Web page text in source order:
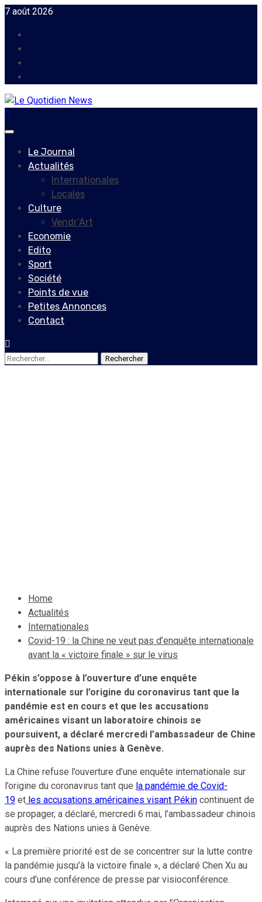
Skip
content
7 août 2026
Primary
Le Journal
Actualités
Internationales
Locales
Culture
Vendr’Art
Economie
Edito
Sport
Société
Points de vue
Petites Annonces
Contact
Rechercher :
Home
Actualités
Internationales
Covid-19 : la Chine ne veut pas d’enquête internationale
avant la « victoire finale » sur le virus
Pékin s’oppose à l’ouverture d’une enquête
internationale sur l’origine du coronavirus tant que la
pandémie est en cours et que les accusations
américaines visant un laboratoire chinois se
poursuivent, a déclaré mercredi l’ambassadeur de Chine
auprès des Nations unies à Genève.
La Chine refuse l’ouverture d’une enquête internationale sur
l’origine du coronavirus tant que la pandémie de Covid-
19 et les accusations américaines visant Pékin continuent de
se propager, a déclaré, mercredi 6 mai, l’ambassadeur chinois
auprès des Nations unies à Genève.
« La première priorité est de se concentrer sur la lutte contre
la pandémie jusqu’à la victoire finale », a déclaré Chen Xu au
cours d’une conférence de presse par visioconférence.